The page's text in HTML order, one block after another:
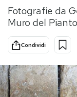
Tecnologia
Internet
Scienza
Cultura
Economia
Sport
Fotografie da
Muro del
Condividi